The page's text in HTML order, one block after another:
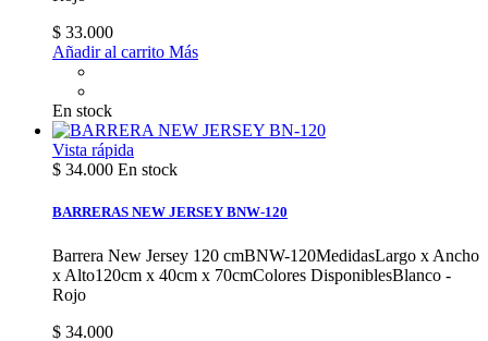
$ 33.000
Añadir al carrito Más
En stock
Vista rápida
$ 34.000 En stock
BARRERAS NEW JERSEY BNW-120
Barrera New Jersey 120 cmBNW-120MedidasLargo x Ancho
x Alto120cm x 40cm x 70cmColores DisponiblesBlanco -
Rojo
$ 34.000